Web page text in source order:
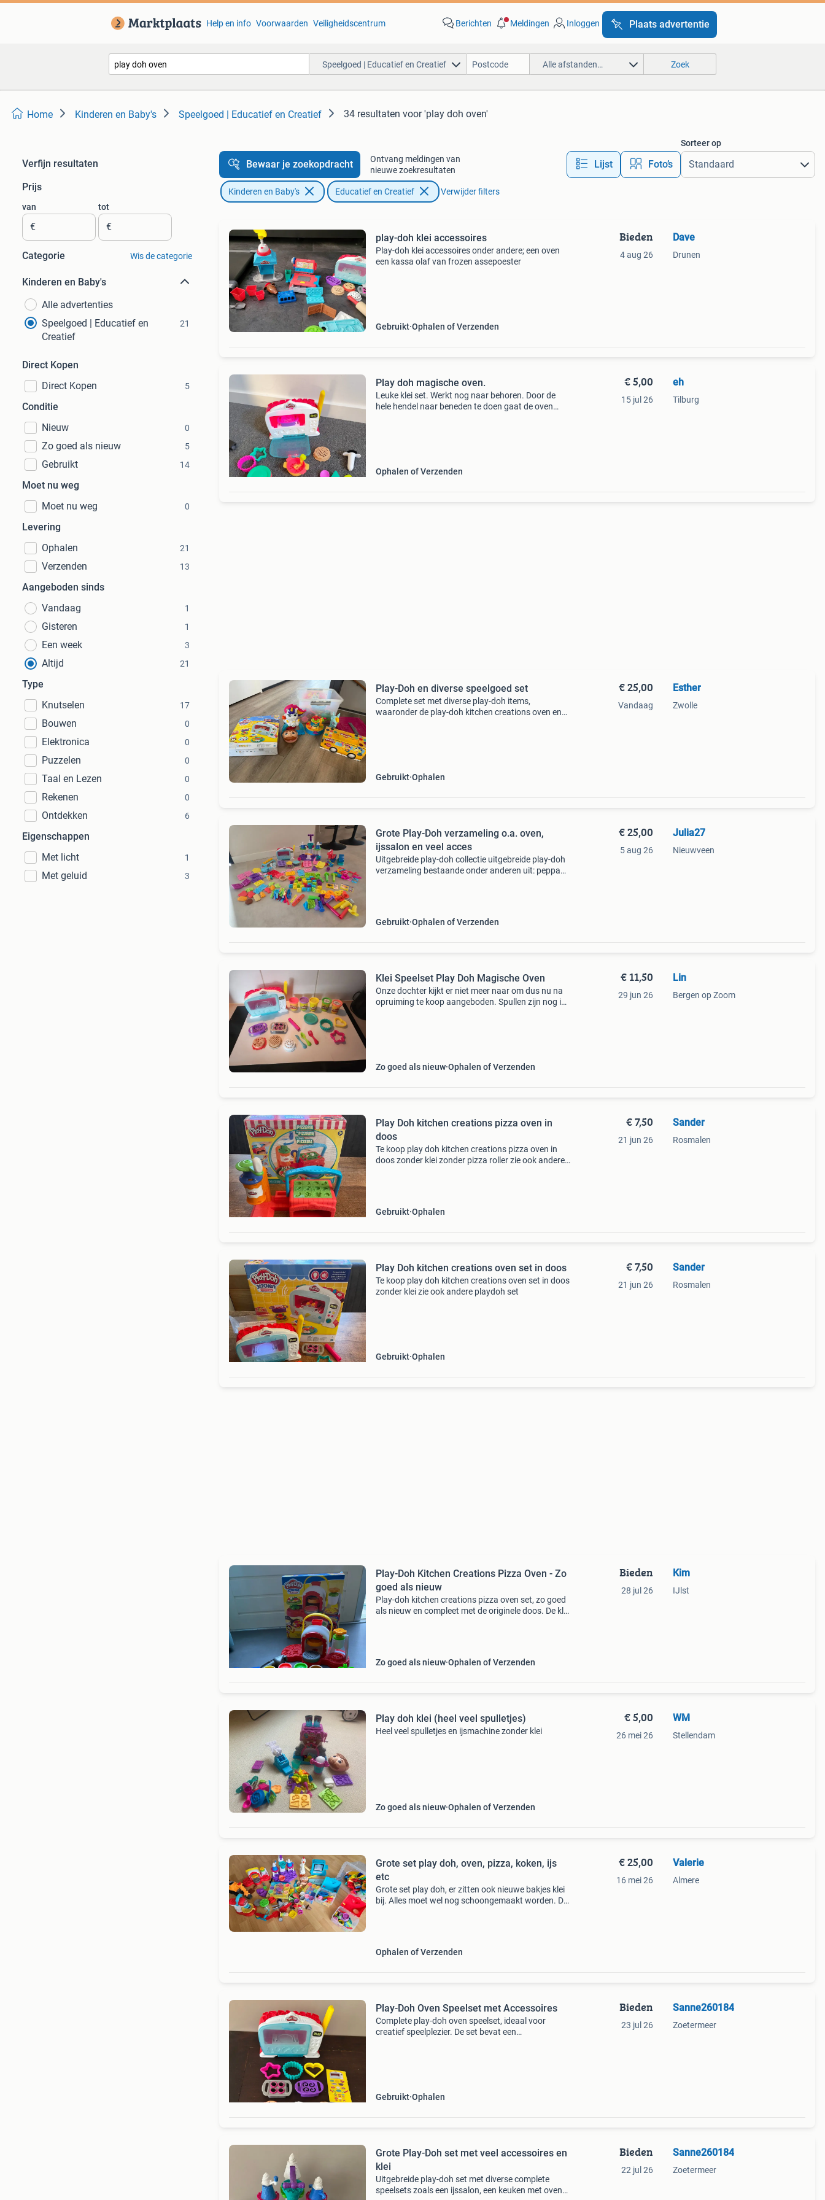
Help en info Voorwaarden Veiligheidscentrum Berichten Meldingen Inloggen Plaats advertentie
Speelgoed | Educatief en Creatief Alle afstanden… Zoek
Home Kinderen en Baby's Speelgoed | Educatief en Creatief 34 resultaten voor 'play doh oven'
Verfijn resultaten
Prijs
van
€
tot
€
Categorie Wis de categorie
Kinderen en Baby's
Alle advertenties
Speelgoed | Educatief en
Creatief
21
Direct Kopen
Direct Kopen
5
Conditie
Nieuw
0
Zo goed als nieuw 5
Gebruikt 14
Moet nu weg
Moet nu weg
0
Levering
Ophalen
21
Verzenden 13
Aangeboden sinds
Vandaag
1
Gisteren 1
Een week 3
Altijd 21
Type
Knutselen
17
Bouwen 0
Elektronica 0
Puzzelen 0
Taal en Lezen 0
Rekenen 0
Ontdekken 6
Eigenschappen
Met licht
1
Met geluid 3
Bewaar je zoekopdracht
Ontvang meldingen van
nieuwe zoekresultaten
Lijst Foto’s
Sorteer op
Kinderen en Baby's Educatief en Creatief Verwijder filters
play-doh klei accessoires
Play-doh klei accessoires onder andere; een oven
een kassa olaf van frozen assepoester
Gebruikt Ophalen of Verzenden
Bieden
4 aug 26
Dave
Drunen
Play doh magische oven.
Leuke klei set. Werkt nog naar behoren. Door de
hele hendel naar beneden te doen gaat de oven
Ophalen of Verzenden
€ 5,00
15 jul 26
eh
Tilburg
Play-Doh en diverse speelgoed set
Complete set met diverse play-doh items,
waaronder de play-doh kitchen creations oven en
Gebruikt Ophalen
€ 25,00
Vandaag
Esther
Zwolle
Grote Play-Doh verzameling o.a. oven,
ijssalon en veel acces
Uitgebreide play-doh collectie uitgebreide play-doh
verzameling bestaande onder anderen uit: peppa
Gebruikt Ophalen of Verzenden
€ 25,00
5 aug 26
Julia27
Nieuwveen
Klei Speelset Play Doh Magische Oven
Onze dochter kijkt er niet meer naar om dus nu na
opruiming te koop aangeboden. Spullen zijn nog in
Zo goed als nieuw Ophalen of Verzenden
€ 11,50
29 jun 26
Lin
Bergen op Zoom
Play Doh kitchen creations pizza oven in
doos
Te koop play doh kitchen creations pizza oven in
doos zonder klei zonder pizza roller zie ook andere
Gebruikt Ophalen
€ 7,50
21 jun 26
Sander
Rosmalen
Play Doh kitchen creations oven set in doos
Te koop play doh kitchen creations oven set in doos
zonder klei zie ook andere playdoh set
Gebruikt Ophalen
€ 7,50
21 jun 26
Sander
Rosmalen
Play-Doh Kitchen Creations Pizza Oven - Zo
goed als nieuw
Play-doh kitchen creations pizza oven set, zo goed
als nieuw en compleet met de originele doos. De klei
Zo goed als nieuw Ophalen of Verzenden
Bieden
28 jul 26
Kim
IJlst
Play doh klei (heel veel spulletjes)
Heel veel spulletjes en ijsmachine zonder klei
Zo goed als nieuw Ophalen of Verzenden
€ 5,00
26 mei 26
WM
Stellendam
Grote set play doh, oven, pizza, koken, ijs
etc
Grote set play doh, er zitten ook nieuwe bakjes klei
bij. Alles moet wel nog schoongemaakt worden. De
Ophalen of Verzenden
€ 25,00
16 mei 26
Valerie
Almere
Play-Doh Oven Speelset met Accessoires
Complete play-doh oven speelset, ideaal voor
creatief speelplezier. De set bevat een
Gebruikt Ophalen
Bieden
23 jul 26
Sanne260184
Zoetermeer
Grote Play-Doh set met veel accessoires en
klei
Uitgebreide play-doh set met diverse complete
speelsets zoals een ijssalon, een keuken met oven
Bieden
22 jul 26
Sanne260184
Zoetermeer